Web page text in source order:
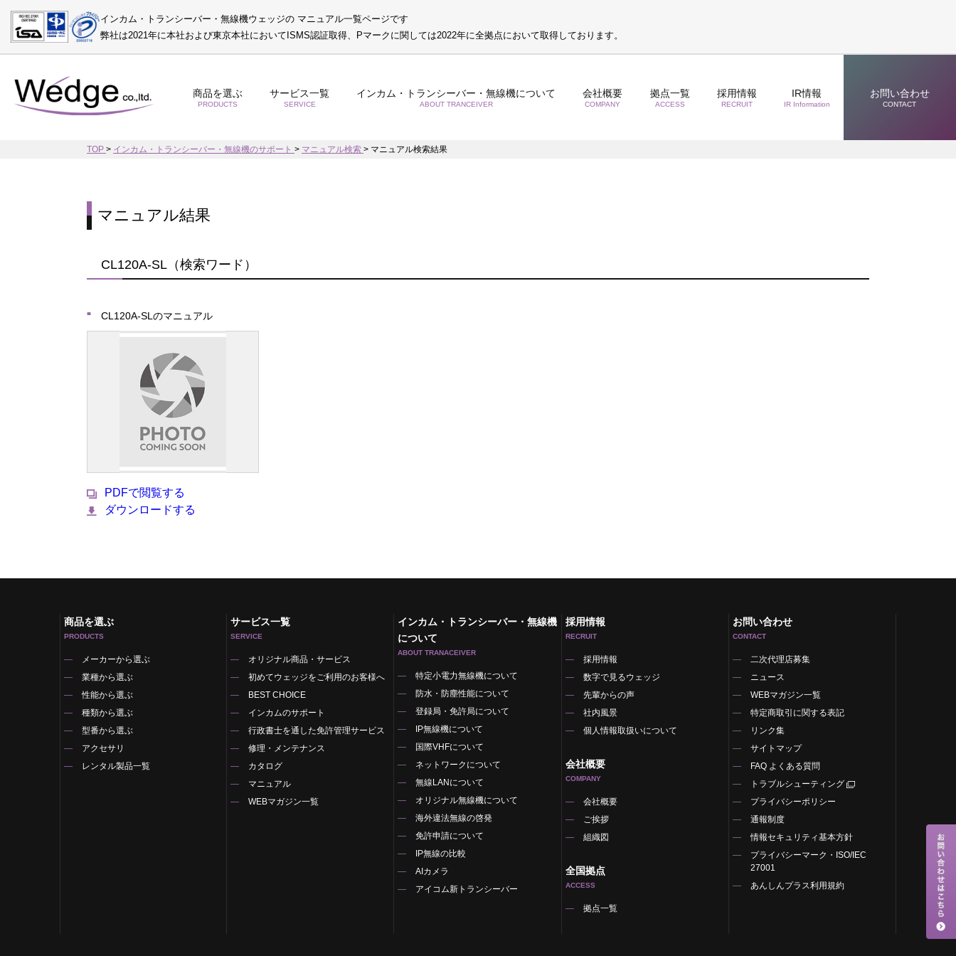
インカム・トランシーバー・無線機ウェッジの マニュアル一覧ページです
弊社は2021年に本社および東京本社においてISMS認証取得、Pマークに関しては2022年に全拠点において取得しております。
商品を選ぶ
PRODUCTS
サービス一覧
SERVICE
インカム・トランシーバー・無線機について
ABOUT TRANCEIVER
会社概要
COMPANY
拠点一覧
ACCESS
採用情報
RECRUIT
IR情報
IR Information
お問い合わせ
CONTACT
TOP > インカム・トランシーバー・無線機のサポート > マニュアル検索 > マニュアル検索結果
マニュアル結果
CL120A-SL（検索ワード）
CL120A-SLのマニュアル
PDFで閲覧する
ダウンロードする
商品を選ぶ
PRODUCTS
メーカーから選ぶ
業種から選ぶ
性能から選ぶ
種類から選ぶ
型番から選ぶ
アクセサリ
レンタル製品一覧
サービス一覧
SERVICE
オリジナル商品・サービス
初めてウェッジをご利用のお客様へ
BEST CHOICE
インカムのサポート
行政書士を通した免許管理サービス
修理・メンテナンス
カタログ
マニュアル
WEBマガジン一覧
インカム・トランシーバー・無線機
について
ABOUT TRANACEIVER
特定小電力無線機について
防水・防塵性能について
登録局・免許局について
IP無線機について
国際VHFについて
ネットワークについて
無線LANについて
オリジナル無線機について
海外違法無線の啓発
免許申請について
IP無線の比較
AIカメラ
アイコム新トランシーバー
採用情報
RECRUIT
採用情報
数字で見るウェッジ
先輩からの声
社内風景
個人情報取扱いについて
会社概要
COMPANY
会社概要
ご挨拶
組織図
全国拠点
ACCESS
拠点一覧
お問い合わせ
CONTACT
二次代理店募集
ニュース
WEBマガジン一覧
特定商取引に関する表記
リンク集
サイトマップ
FAQ よくある質問
トラブルシューティング
プライバシーポリシー
通報制度
情報セキュリティ基本方針
プライバシーマーク・ISO/IEC
27001
あんしんプラス利用規約